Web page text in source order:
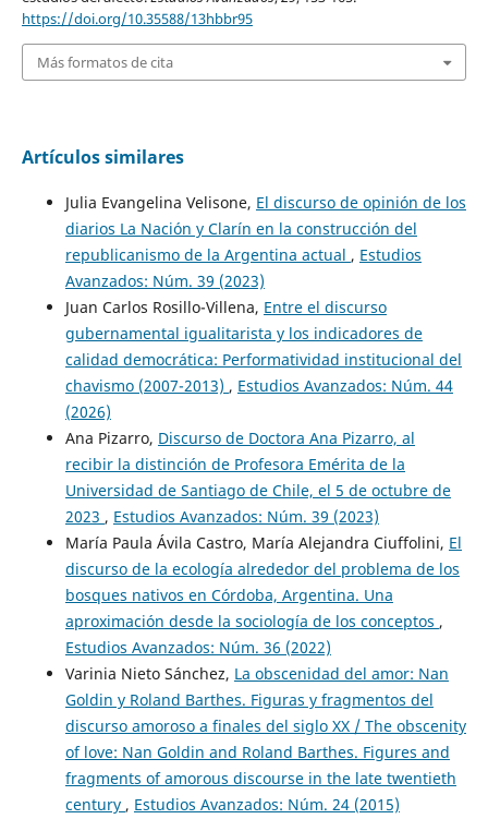
https://doi.org/10.35588/13hbbr95
Más formatos de cita
Artículos similares
Julia Evangelina Velisone, El discurso de opinión de los
diarios La Nación y Clarín en la construcción del
republicanismo de la Argentina actual , Estudios
Avanzados: Núm. 39 (2023)
Juan Carlos Rosillo-Villena, Entre el discurso
gubernamental igualitarista y los indicadores de
calidad democrática: Performatividad institucional del
chavismo (2007-2013) , Estudios Avanzados: Núm. 44
(2026)
Ana Pizarro, Discurso de Doctora Ana Pizarro, al
recibir la distinción de Profesora Emérita de la
Universidad de Santiago de Chile, el 5 de octubre de
2023 , Estudios Avanzados: Núm. 39 (2023)
María Paula Ávila Castro, María Alejandra Ciuffolini, El
discurso de la ecología alrededor del problema de los
bosques nativos en Córdoba, Argentina. Una
aproximación desde la sociología de los conceptos ,
Estudios Avanzados: Núm. 36 (2022)
Varinia Nieto Sánchez, La obscenidad del amor: Nan
Goldin y Roland Barthes. Figuras y fragmentos del
discurso amoroso a finales del siglo XX / The obscenity
of love: Nan Goldin and Roland Barthes. Figures and
fragments of amorous discourse in the late twentieth
century , Estudios Avanzados: Núm. 24 (2015)